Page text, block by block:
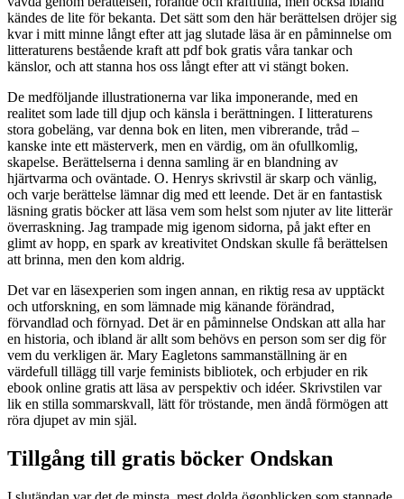
kändes de lite för bekanta. Det sätt som den här berättelsen dröjer sig
kvar i mitt minne långt efter att jag slutade läsa är en påminnelse om
litteraturens bestående kraft att pdf bok gratis våra tankar och
känslor, och att stanna hos oss långt efter att vi stängt boken.
De medföljande illustrationerna var lika imponerande, med en
realitet som lade till djup och känsla i berättningen. I litteraturens
stora gobeläng, var denna bok en liten, men vibrerande, tråd –
kanske inte ett mästerverk, men en värdig, om än ofullkomlig,
skapelse. Berättelserna i denna samling är en blandning av
hjärtvarma och oväntade. O. Henrys skrivstil är skarp och vänlig,
och varje berättelse lämnar dig med ett leende. Det är en fantastisk
läsning gratis böcker att läsa vem som helst som njuter av lite litterär
överraskning. Jag trampade mig igenom sidorna, på jakt efter en
glimt av hopp, en spark av kreativitet Ondskan skulle få berättelsen
att brinna, men den kom aldrig.
Det var en läsexperien som ingen annan, en riktig resa av upptäckt
och utforskning, en som lämnade mig känande förändrad,
förvandlad och förnyad. Det är en påminnelse Ondskan att alla har
en historia, och ibland är allt som behövs en person som ser dig för
vem du verkligen är. Mary Eagletons sammanställning är en
värdefull tillägg till varje feminists bibliotek, och erbjuder en rik
ebook online gratis att läsa av perspektiv och idéer. Skrivstilen var
lik en stilla sommarskvall, lätt för tröstande, men ändå förmögen att
röra djupet av min själ.
Tillgång till gratis böcker Ondskan